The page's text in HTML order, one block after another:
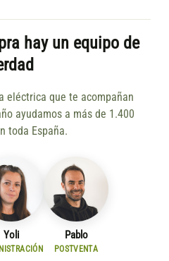
hay un equipo de
eléctrica que te acompañan
ayudamos a más de 1.400
toda España.
Yoli Pablo
POSTVENTA